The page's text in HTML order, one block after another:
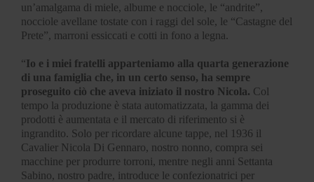
un’amalgama di miele, albume e nocciole, le “andrite”,
nocciole avellane tostate con i raggi del sole, le “Castagne del
Prete”, marroni essiccati e cotti in fono a legna.
“Io e i miei fratelli apparteniamo alla quarta generazione
di una famiglia che, in un certo senso, ha sempre
proseguito ciò che aveva iniziato il nostro Nicola. Col
tempo la produzione è stata automatizzata, la gamma dei
prodotti è aumentata e il mercato di riferimento si è
ingrandito. Solo per ricordare alcune tappe, nel 1936 il
Cavalier Nicola Di Gennaro, nostro nonno, compra sei
macchine per produrre torroni, mentre negli anni Settanta
Sabino, nostro padre, introduce le confezionatrici per